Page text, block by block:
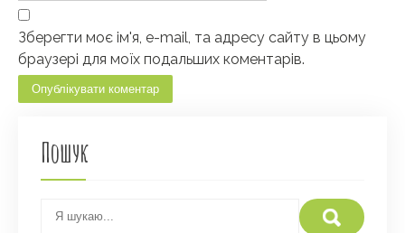
Зберегти моє ім'я, e-mail, та адресу сайту в цьому
браузері для моїх подальших коментарів.
Пошук